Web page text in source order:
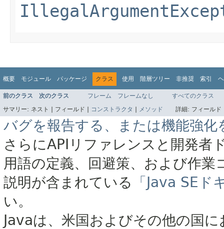
概要 モジュール パッケージ クラス 使用 階層ツリー 非推奨 索引
前のクラス 次のクラス フレーム フレームなし
すべてのクラス
サマリー: ネスト | フィールド | コンストラクタ | メソッド 詳細: フィール
バグを報告する、または機能強化
さらにAPIリファレンスと開発者
用語の定義、回避策、および作
説明が含まれている
「Java SE
い。
Javaは、米国およびその他の国